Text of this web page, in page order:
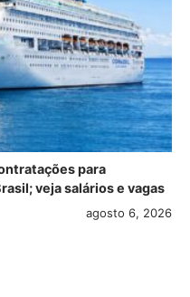
para
veja salários e vagas
agosto 6, 2026